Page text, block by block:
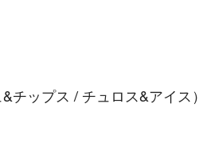
チップス / チュロス&アイス）